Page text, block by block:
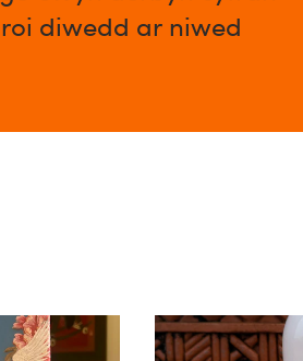
diwedd ar niwed